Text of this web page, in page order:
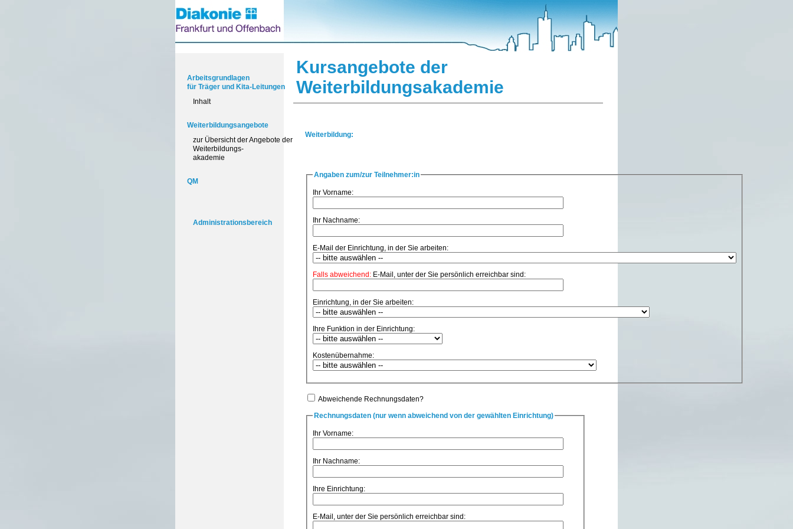
Arbeitsgrundlagen
für Träger und Kita-Leitungen
Inhalt
Weiterbildungsangebote
zur Übersicht der Angebote der
Weiterbildungs-
akademie
QM
Administrationsbereich
Kursangebote der
Weiterbildungsakademie
Weiterbildung:
Angaben zum/zur Teilnehmer:in
Ihr Vorname:
Ihr Nachname:
E-Mail der Einrichtung, in der Sie arbeiten:
Falls abweichend: E-Mail, unter der Sie persönlich erreichbar sind:
Einrichtung, in der Sie arbeiten:
Ihre Funktion in der Einrichtung:
Kostenübernahme:
Abweichende Rechnungsdaten?
Rechnungsdaten (nur wenn abweichend von der gewählten Einrichtung)
Ihr Vorname:
Ihr Nachname:
Ihre Einrichtung:
E-Mail, unter der Sie persönlich erreichbar sind: